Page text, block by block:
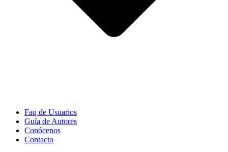
Faq de Usuarios
Guía de Autores
Conócenos
Contacto